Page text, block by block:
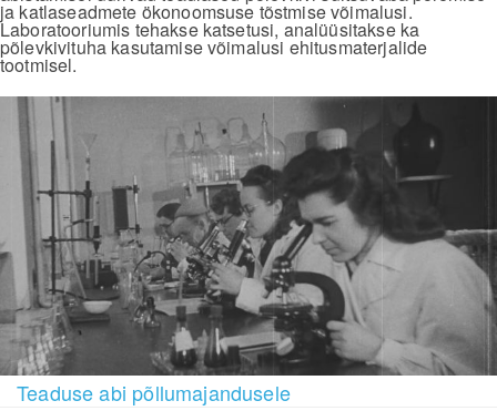
ja katlaseadmete ökonoomsuse tõstmise võimalusi.
Laboratooriumis tehakse katsetusi, analüüsitakse ka
põlevkivituha kasutamise võimalusi ehitusmaterjalide
tootmisel.
Teaduse abi põllumajandusele